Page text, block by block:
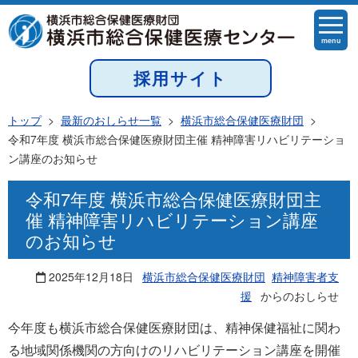
menu
採用サイト
トップ> 最新のおしらせ一覧 > 横浜市総合保健医療財団 >
令和7年度 横浜市総合保健医療財団主催 精神障害リハビリテーショ
ン講座のお知らせ
令和7年度 横浜市総合保健医療財団主
催 精神障害リハビリテーション講座
のお知らせ
2025年12月18日 横浜市総合保健医療財団 精神障害者支
援 からのおしらせ
今年度も横浜市総合保健医療財団は、精神保健福祉に関わ
る地域関係機関の方向けのリハビリテーション講座を開催